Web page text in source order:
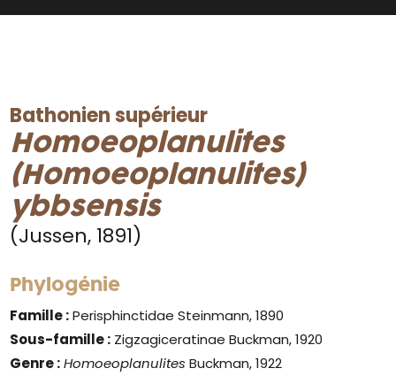
Bathonien supérieur
Homoeoplanulites
(Homoeoplanulites)
ybbsensis
(Jussen, 1891)
Phylogénie
Famille :Perisphinctidae Steinmann, 1890
Sous-famille : Zigzagiceratinae Buckman, 1920
Genre: Homoeoplanulites Buckman, 1922